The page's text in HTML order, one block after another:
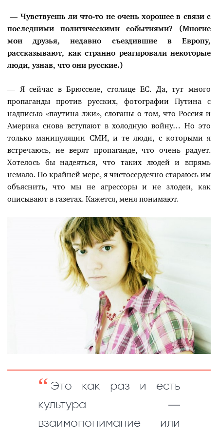
— Чувствуешь ли что-то не очень хорошее в связи с
последними политическими событиями? (Многие
мои друзья, недавно съездившие в Европу,
рассказывают, как странно реагировали некоторые
люди, узнав, что они русские.)
— Я сейчас в Брюсселе, столице ЕС. Да, тут много
пропаганды против русских, фотографии Путина с
надписью «паутина лжи», слоганы о том, что Россия и
Америка снова вступают в холодную войну… Но это
только манипуляции СМИ, и те люди, с которыми я
встречаюсь, не верят пропаганде, что очень радует.
Хотелось бы надеяться, что таких людей и впрямь
немало. По крайней мере, я чистосердечно стараюсь им
объяснить, что мы не агрессоры и не злодеи, как
описывают в газетах. Кажется, меня понимают.
Это как раз и есть
культура —
взаимопонимание или